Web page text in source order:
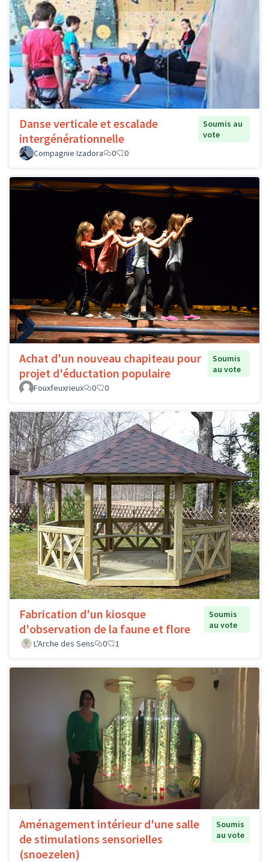
Danse verticale et escalade
intergénérationnelle
Soumis au
vote
Compagnie Izadora
0 0
Achat d'un nouveau chapiteau pour
projet d'éductation populaire
Soumis
au vote
Fouxfeuxrieux
0 0
Fabrication d'un kiosque
d'observation de la faune et flore
Soumis
au vote
L'Arche des Sens
0 1
Aménagement intérieur d'une salle
de stimulations sensorielles
(snoezelen)
Soumis
au vote